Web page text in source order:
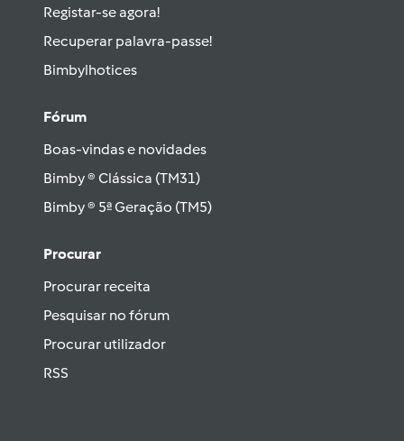
Registar-se agora!
Recuperar palavra-passe!
Bimbylhotices
Fórum
Boas-vindas e novidades
Bimby ® Clássica (TM31)
Bimby ® 5ª Geração (TM5)
Procurar
Procurar receita
Pesquisar no fórum
Procurar utilizador
RSS